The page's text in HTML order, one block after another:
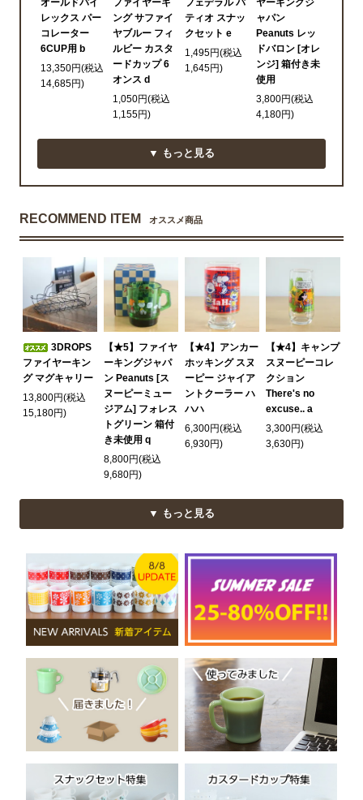
レックス パー
コレーター
6CUP用 b
13,350円(税込
14,685円)
ング サファイ
ヤブルー フィ
ルビー カスタ
ードカップ 6
オンス d
1,050円(税込
1,155円)
ティオ スナッ
クセット e
1,495円(税込
1,645円)
ャパン
Peanuts レッ
ドバロン [オレ
ンジ] 箱付き未
使用
3,800円(税込
4,180円)
▼ もっと見る
RECOMMEND ITEM オススメ商品
3DROPS
ファイヤーキン
グ マグキャリー
13,800円(税込
15,180円)
【★5】ファイヤ
ーキングジャパ
ン Peanuts [ス
ヌーピーミュー
ジアム] フォレス
トグリーン 箱付
き未使用 q
8,800円(税込
9,680円)
【★4】アンカー
ホッキング スヌ
ーピー ジャイア
ントクーラー ハ
ハハ
6,300円(税込
6,930円)
【★4】キャンプ
スヌーピーコレ
クション
There's no
excuse.. a
3,300円(税込
3,630円)
▼ もっと見る